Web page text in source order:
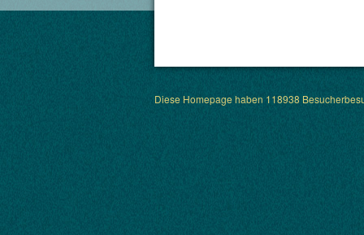
Diese Homepage haben 118938